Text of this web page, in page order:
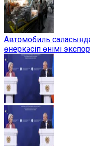
Автомобиль
өнеркәсіп өнімі